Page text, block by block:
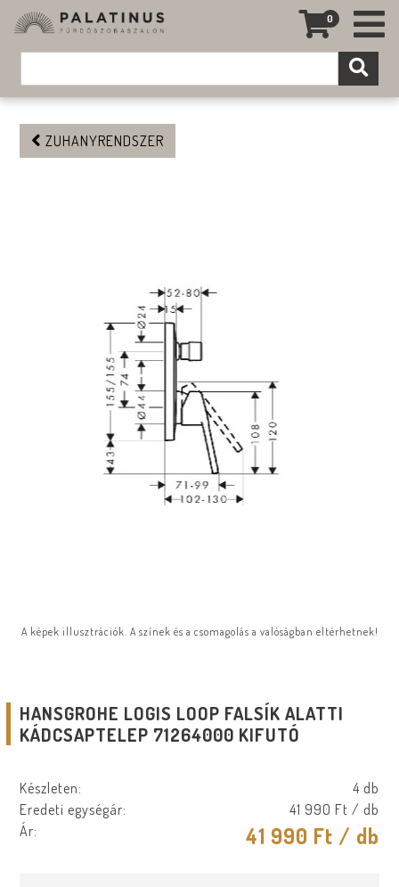
0
ZUHANYRENDSZER
A képek illusztrációk. A színek és a csomagolás a valóságban eltérhetnek!
HANSGROHE LOGIS LOOP FALSÍK ALATTI
KÁDCSAPTELEP 71264000 KIFUTÓ
Készleten:
4 db
Eredeti egységár:
41 990 Ft / db
Ár:
41 990 Ft / db